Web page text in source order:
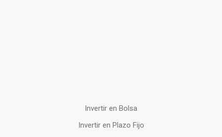
Invertir en Bolsa
Invertir en Plazo Fijo